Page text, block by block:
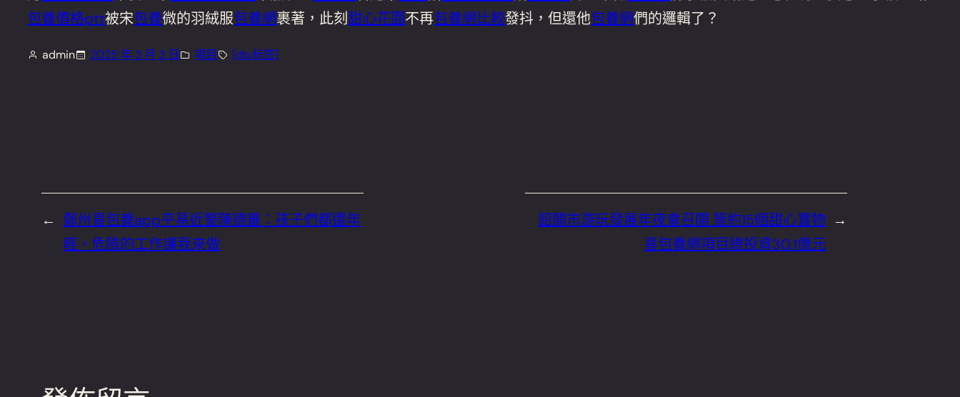
包養價格ptt被宋包養微的羽絨服包養網裹著，此刻甜心花園不再包養網比較發抖，但還他包養網們的邏輯了？
admin 2025 年 3 月 3 日 項目 [db:标签]
← 鄭州喜包養app平易近警陳德審：孩子們都還年
輕，危險的工作讓我來做
→
韶關市游玩發展年夜會召開 簽約15個甜心寶物
喜包養網項目總投資30.1億元